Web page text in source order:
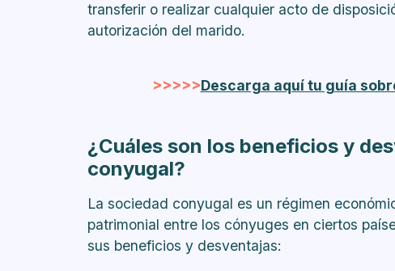
transferir o realizar cualquier acto de
autorización del marido.
>>>>>Descarga aquí tu guía
¿Cuáles son los beneficios y
conyugal?
La sociedad conyugal es un régimen
patrimonial entre los cónyuges en ciertos
sus beneficios y desventajas: